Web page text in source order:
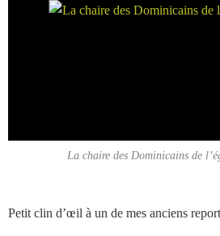
La chaire des Dominicains de
Petit clin d’œil à un de mes anciens